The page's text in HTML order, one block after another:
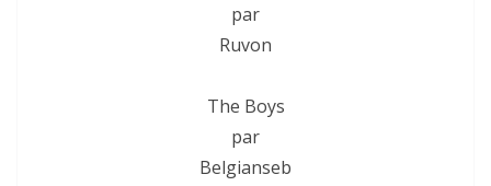
par
Ruvon
The Boys
par
Belgianseb